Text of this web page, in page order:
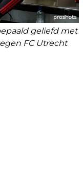
geliefd met
FC Utrecht